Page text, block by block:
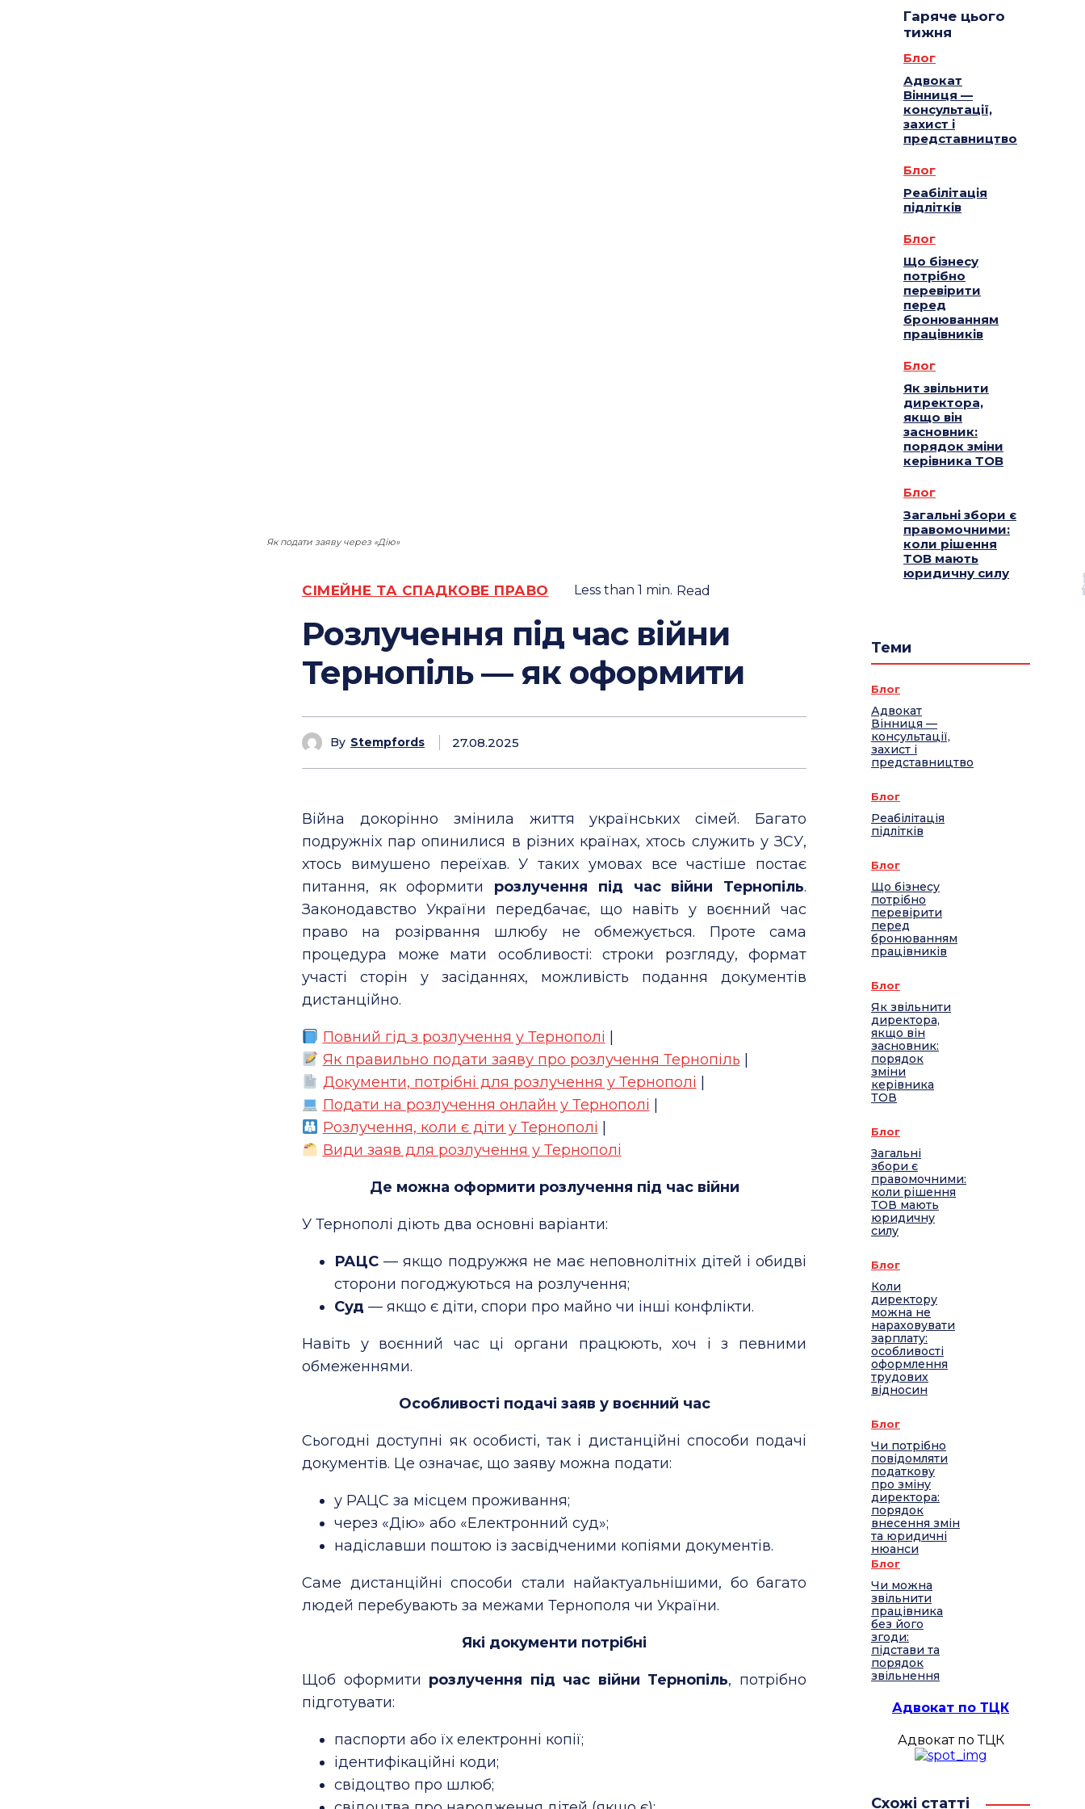
Як подати заяву через «Дію»
СІМЕЙНЕ ТА СПАДКОВЕ ПРАВО Less than 1 min. Read
Розлучення під час війни
Тернопіль — як оформити
By Stempfords 27.08.2025
Війна докорінно змінила життя українських сімей. Багато
подружніх пар опинилися в різних країнах, хтось служить у ЗСУ,
хтось вимушено переїхав. У таких умовах все частіше постає
питання, як оформити розлучення під час війни Тернопіль.
Законодавство України передбачає, що навіть у воєнний час
право на розірвання шлюбу не обмежується. Проте сама
процедура може мати особливості: строки розгляду, формат
участі сторін у засіданнях, можливість подання документів
дистанційно.
Повний гід з розлучення у Тернополі
Як правильно подати заяву про розлучення Тернопіль
Документи, потрібні для розлучення у Тернополі
Подати на розлучення онлайн у Тернополі
Розлучення, коли є діти у Тернополі
Види заяв для розлучення у Тернополі
Де можна оформити розлучення під час війни
У Тернополі діють два основні варіанти:
РАЦС — якщо подружжя не має неповнолітніх дітей і обидві
сторони погоджуються на розлучення;
Суд — якщо є діти, спори про майно чи інші конфлікти.
Навіть у воєнний час ці органи працюють, хоч і з певними
обмеженнями.
Особливості подачі заяв у воєнний час
Сьогодні доступні як особисті, так і дистанційні способи подачі
документів. Це означає, що заяву можна подати:
у РАЦС за місцем проживання;
через «Дію» або «Електронний суд»;
надіславши поштою із засвідченими копіями документів.
Саме дистанційні способи стали найактуальнішими, бо багато
людей перебувають за межами Тернополя чи України.
Які документи потрібні
Щоб оформити розлучення під час війни Тернопіль, потрібно
підготувати:
паспорти або їх електронні копії;
ідентифікаційні коди;
свідоцтво про шлюб;
Гаряче цього
тижня
Блог
Адвокат
Вінниця —
консультації,
захист і
представництво
Блог
Реабілітація
підлітків
Блог
Що бізнесу
потрібно
перевірити
перед
бронюванням
працівників
Блог
Як звільнити
директора,
якщо він
засновник:
порядок зміни
керівника ТОВ
Блог
Загальні збори є
правомочними:
коли рішення
ТОВ мають
юридичну силу
Теми
Блог
Адвокат
Вінниця —
консультації,
захист і
представництво
Блог
Реабілітація
підлітків
Блог
Що бізнесу
потрібно
перевірити
перед
бронюванням
працівників
Блог
Як звільнити
директора,
якщо він
засновник:
порядок
зміни
керівника
ТОВ
Блог
Загальні
збори є
правомочними:
коли рішення
ТОВ мають
юридичну
силу
Блог
Коли
директору
можна не
нараховувати
зарплату:
особливості
оформлення
трудових
відносин
Блог
Чи потрібно
повідомляти
податкову
про зміну
директора:
порядок
внесення змін
та юридичні
нюанси
Блог
Чи можна
звільнити
працівника
без його
згоди:
підстави та
порядок
звільнення
Адвокат по ТЦК
Адвокат по ТЦК
Схожі статті